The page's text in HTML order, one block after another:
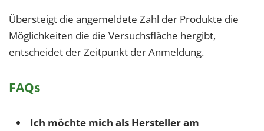
Übersteigt die angemeldete Zahl der Produkte die
Möglichkeiten die die Versuchsfläche hergibt,
entscheidet der Zeitpunkt der Anmeldung.
FAQs
Ich möchte mich als Hersteller am